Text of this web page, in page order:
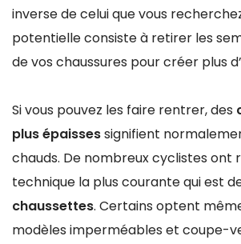
inverse de celui que vous
potentielle consiste à retirer les
de vos chaussures pour créer plus
Si vous pouvez les faire rentrer, des
plus épaissessignifient
chauds. De nombreux cyclistes ont
technique la plus courante qui est
chaussettes. Certains optent
modèles imperméables et coupe-